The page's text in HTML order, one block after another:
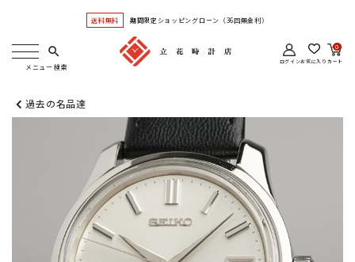
送料無料 期間限定ショッピングローン（36回無金利）
search
ログインお気に入り
0
カート
過去の名品達